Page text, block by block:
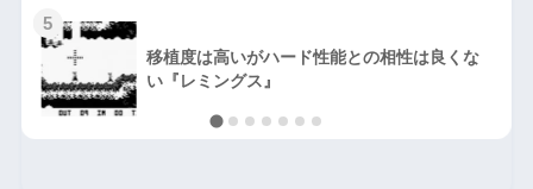
5
移植度は高いがハード性能との相性は良くな
い『レミングス』